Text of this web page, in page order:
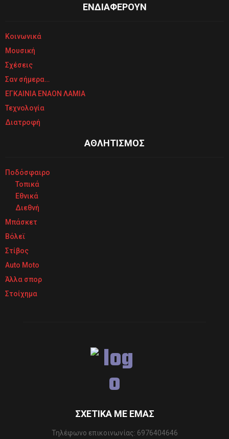
ΕΝΔΙΑΦΕΡΟΥΝ
Κοινωνικά
Μουσική
Σχέσεις
Σαν σήμερα…
ΕΓΚΑΙΝΙΑ ΕΝΑΟΝ ΛΑΜΙΑ
Τεχνολογία
Διατροφή
ΑΘΛΗΤΙΣΜΟΣ
Ποδόσφαιρο
Τοπικά
Εθνικά
Διεθνή
Μπάσκετ
Βόλεϊ
Στίβος
Auto Moto
Άλλα σπορ
Στοίχημα
ΣΧΕΤΙΚΆ ΜΕ ΕΜΆΣ
Τηλέφωνo επικοινωνίας: 6976404646